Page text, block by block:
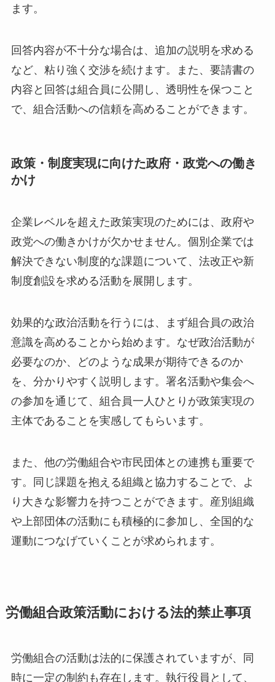
ます。
回答内容が不十分な場合は、追加の説明を求める
など、粘り強く交渉を続けます。また、要請書の
内容と回答は組合員に公開し、透明性を保つこと
で、組合活動への信頼を高めることができます。
政策・制度実現に向けた政府・政党への働き
かけ
企業レベルを超えた政策実現のためには、政府や
政党への働きかけが欠かせません。個別企業では
解決できない制度的な課題について、法改正や新
制度創設を求める活動を展開します。
効果的な政治活動を行うには、まず組合員の政治
意識を高めることから始めます。なぜ政治活動が
必要なのか、どのような成果が期待できるのか
を、分かりやすく説明します。署名活動や集会へ
の参加を通じて、組合員一人ひとりが政策実現の
主体であることを実感してもらいます。
また、他の労働組合や市民団体との連携も重要で
す。同じ課題を抱える組織と協力することで、よ
り大きな影響力を持つことができます。産別組織
や上部団体の活動にも積極的に参加し、全国的な
運動につなげていくことが求められます。
労働組合政策活動における法的禁止事項
労働組合の活動は法的に保護されていますが、同
時に一定の制約も存在します。執行役員として、